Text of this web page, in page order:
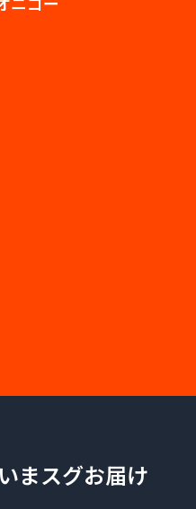
まスグお届け